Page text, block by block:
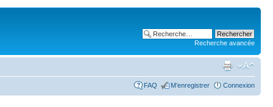
Recherche avancée
FAQ M’enregistrer Connexion